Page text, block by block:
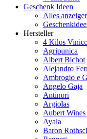
Geschenk Ideen
Alles
Hersteller
4 Kilos
Agripunica
Albert Bichot
Alejandro
Ambrogio e
Angelo Gaja
Antinori
Argiolas
Aubert
Ayala
Baron